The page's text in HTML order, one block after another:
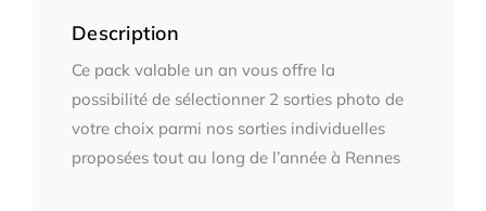
Description
Ce pack valable un an vous offre la
possibilité de sélectionner 2 sorties photo de
votre choix parmi nos sorties individuelles
proposées tout au long de l’année à Rennes